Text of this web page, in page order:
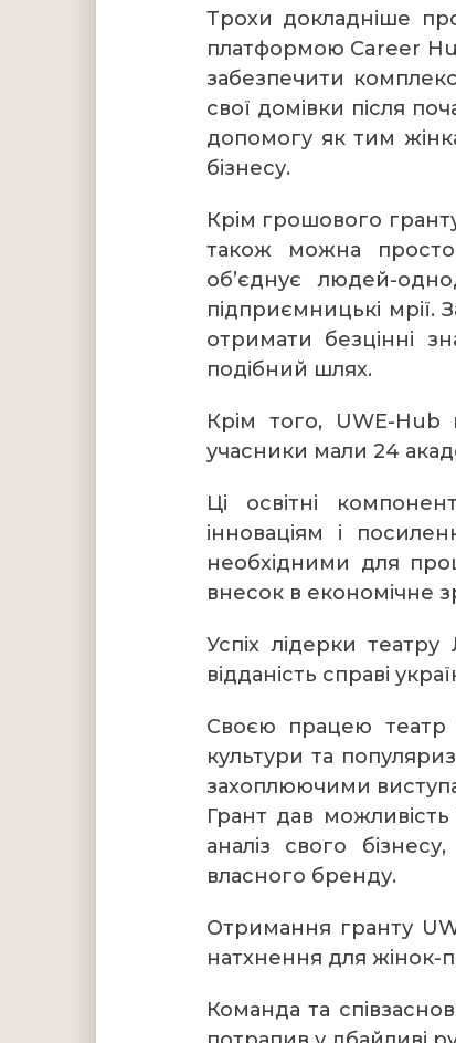
Трохи докладніше
платформою Career
забезпечити
свої домівки після
допомогу як тим
бізнесу.
Крім грошового
також можна просто
об’єднує людей-
підприємницькі мрії.
отримати безцінні
подібний шлях.
Крім того, UWE-Hub
учасники мали 24
Ці освітні
інноваціям і
необхідними для
внесок в економічне
Успіх лідерки
відданість справі
Своєю працею театр
культури та
захоплюючими
Грант дав
аналіз свого
власного бренду.
Отримання гранту
натхнення для жінок-
Команда та